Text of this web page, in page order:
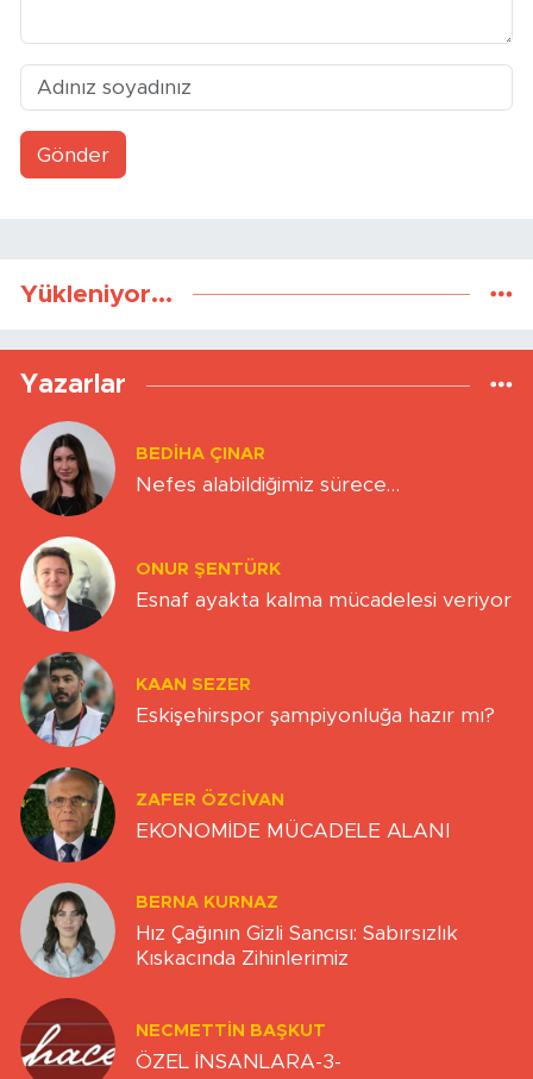
Gönder
Yükleniyor...
Yazarlar
BEDIHA ÇINAR
Nefes alabildiğimiz sürece…
ONUR ŞENTÜRK
Esnaf ayakta kalma mücadelesi veriyor
KAAN SEZER
Eskişehirspor şampiyonluğa hazır mı?
ZAFER ÖZCIVAN
EKONOMİDE MÜCADELE ALANI
BERNA KURNAZ
Hız Çağının Gizli Sancısı: Sabırsızlık
Kıskacında Zihinlerimiz
NECMETTIN BAŞKUT
ÖZEL İNSANLARA-3-